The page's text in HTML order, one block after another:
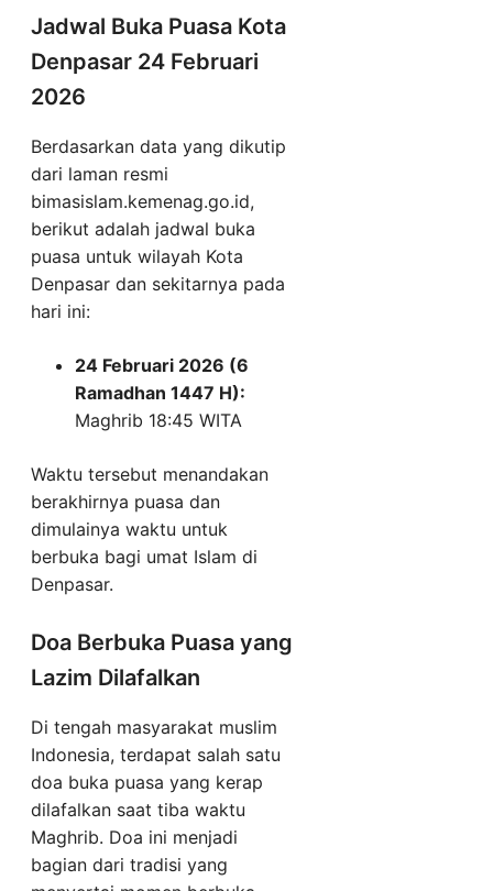
Jadwal Buka Puasa Kota
Denpasar 24 Februari
2026
Berdasarkan data yang dikutip
dari laman resmi
bimasislam.kemenag.go.id,
berikut adalah jadwal buka
puasa untuk wilayah Kota
Denpasar dan sekitarnya pada
hari ini:
24 Februari 2026 (6
Ramadhan 1447 H):
Maghrib 18:45 WITA
Waktu tersebut menandakan
berakhirnya puasa dan
dimulainya waktu untuk
berbuka bagi umat Islam di
Denpasar.
Doa Berbuka Puasa yang
Lazim Dilafalkan
Di tengah masyarakat muslim
Indonesia, terdapat salah satu
doa buka puasa yang kerap
dilafalkan saat tiba waktu
Maghrib. Doa ini menjadi
bagian dari tradisi yang